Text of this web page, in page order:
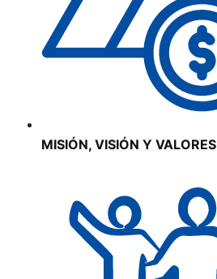
MISIÓN, VISIÓN Y VALORES